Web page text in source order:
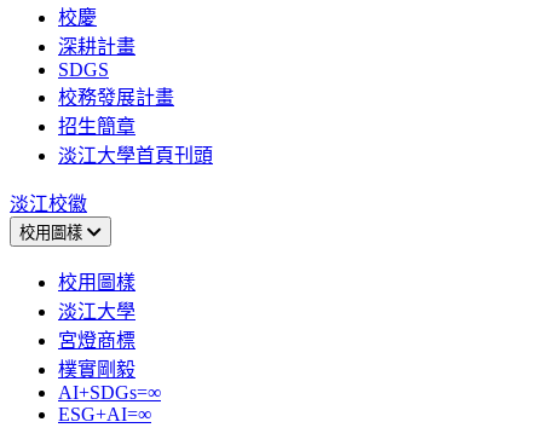
校慶
深耕計畫
SDGS
校務發展計畫
招生簡章
淡江大學首頁刊頭
淡江校徽
校用圖樣
校用圖樣
淡江大學
宮燈商標
樸實剛毅
AI+SDGs=∞
ESG+AI=∞